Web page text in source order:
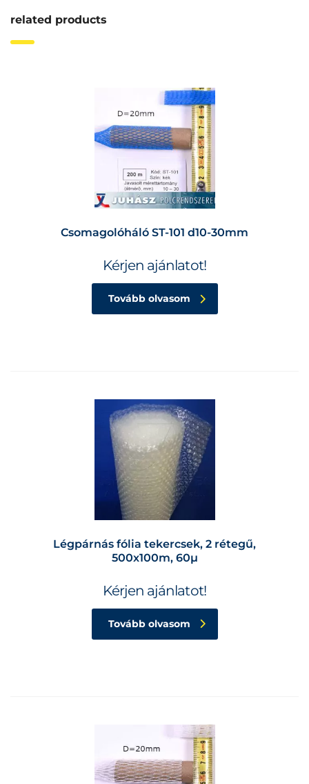
related products
Csomagolóháló ST-101 d10-30mm
Kérjen ajánlatot!
Tovább olvasom
Légpárnás fólia tekercsek, 2 rétegű,
500x100m, 60µ
Kérjen ajánlatot!
Tovább olvasom